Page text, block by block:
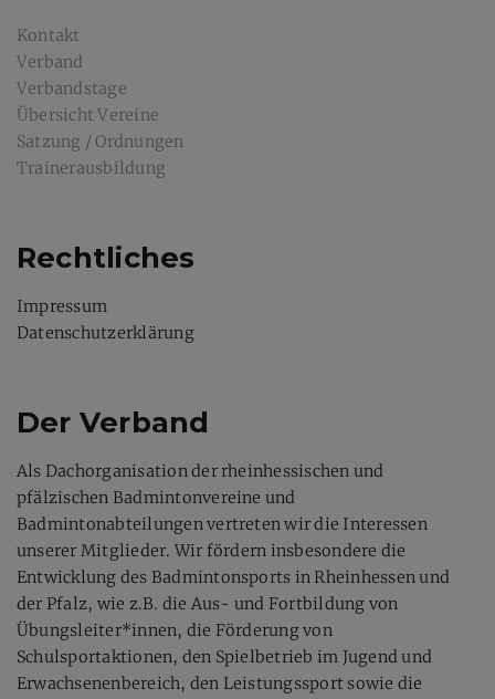
Kontakt
Verband
Verbandstage
Übersicht Vereine
Satzung / Ordnungen
Trainerausbildung
Rechtliches
Impressum
Datenschutzerklärung
Der Verband
Als Dachorganisation der rheinhessischen und
pfälzischen Badmintonvereine und
Badmintonabteilungen vertreten wir die Interessen
unserer Mitglieder. Wir fördern insbesondere die
Entwicklung des Badmintonsports in Rheinhessen und
der Pfalz, wie z.B. die Aus- und Fortbildung von
Übungsleiter*innen, die Förderung von
Schulsportaktionen, den Spielbetrieb im Jugend und
Erwachsenenbereich, den Leistungssport sowie die